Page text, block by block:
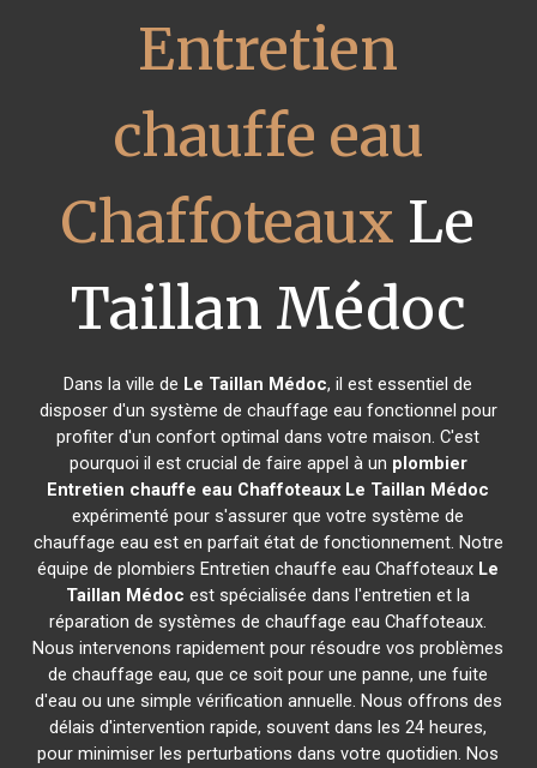
Entretien
chauffe eau
Chaffoteaux Le
Taillan Médoc
Dans la ville de Le Taillan Médoc, il est essentiel de
disposer d'un système de chauffage eau fonctionnel pour
profiter d'un confort optimal dans votre maison. C'est
pourquoi il est crucial de faire appel à un plombier
Entretien chauffe eau Chaffoteaux Le Taillan Médoc
expérimenté pour s'assurer que votre système de
chauffage eau est en parfait état de fonctionnement. Notre
équipe de plombiers Entretien chauffe eau Chaffoteaux Le
Taillan Médoc est spécialisée dans l'entretien et la
réparation de systèmes de chauffage eau Chaffoteaux.
Nous intervenons rapidement pour résoudre vos problèmes
de chauffage eau, que ce soit pour une panne, une fuite
d'eau ou une simple vérification annuelle. Nous offrons des
délais d'intervention rapide, souvent dans les 24 heures,
pour minimiser les perturbations dans votre quotidien. Nos